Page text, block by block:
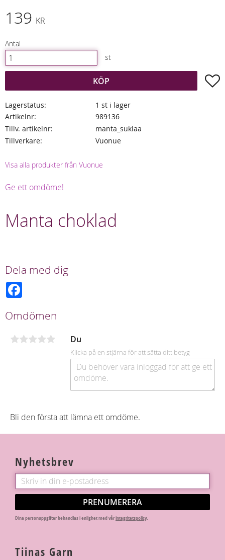
139 KR
Antal
st
KÖP
Lagerstatus
1 st i lager
Artikelnr
989136
Tillv. artikelnr
manta_suklaa
Tillverkare
Vuonue
Visa alla produkter från Vuonue
Ge ett omdöme!
Manta choklad
Dela med dig
b
o
k
Omdömen
Du
Klicka på en stjärna för att sätta ditt betyg
Bli den första att lämna ett omdöme.
Nyhetsbrev
PRENUMERERA
Dina personuppgifter behandlas i enlighet med vårintegritetspolicy.
Tiinas Garn